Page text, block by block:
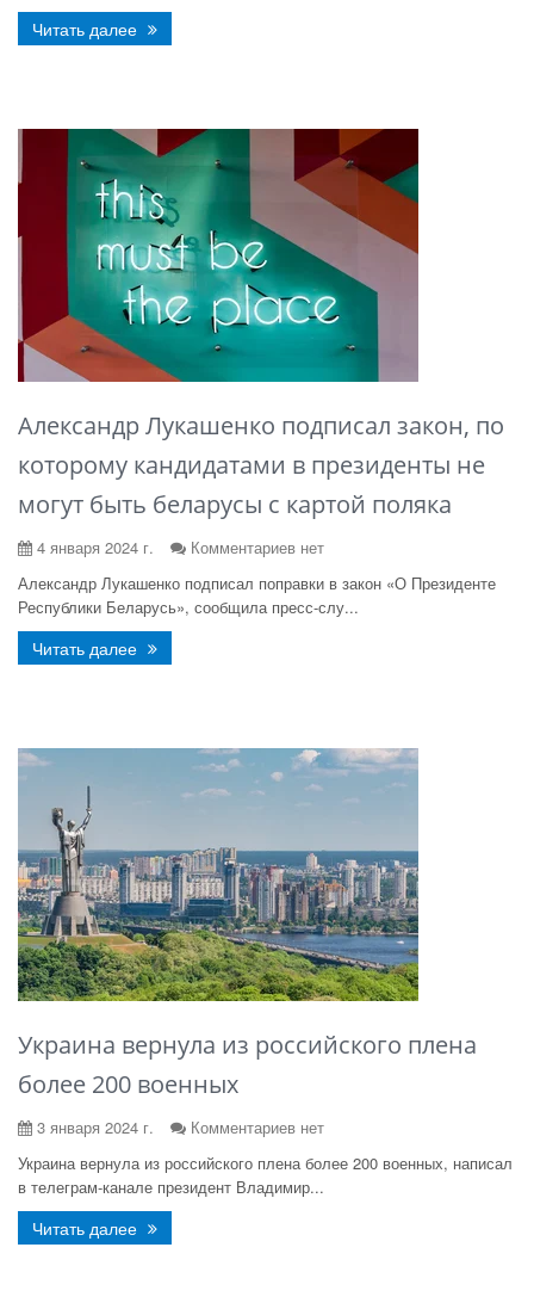
Читать далее
Александр Лукашенко подписал закон, по
которому кандидатами в президенты не
могут быть беларусы с картой поляка
4 января 2024 г.
Комментариев нет
Александр Лукашенко подписал поправки в закон «О Президенте
Республики Беларусь», сообщила пресс-слу...
Читать далее
Украина вернула из российского плена
более 200 военных
3 января 2024 г.
Комментариев нет
Украина вернула из российского плена более 200 военных, написал
в телеграм-канале президент Владимир...
Читать далее